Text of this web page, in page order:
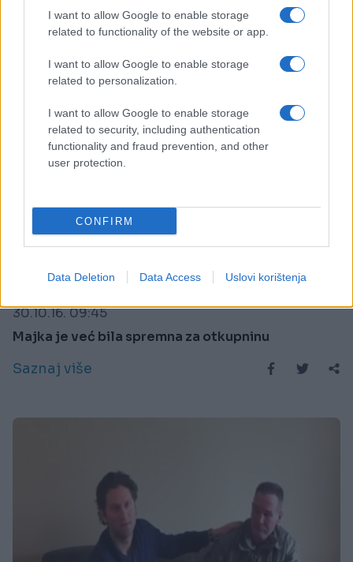
I want to allow Google to enable storage
related to functionality of the website or app.
I want to allow Google to enable storage
related to personalization.
I want to allow Google to enable storage
related to security, including authentication
functionality and fraud prevention, and other
user protection.
CONFIRM
Data Deletion Data Access Uslovi korištenja
Saznaj više
E BURAZ
30.10.16. 09:45
Majka je već bila spremna za otkupninu
Saznaj više